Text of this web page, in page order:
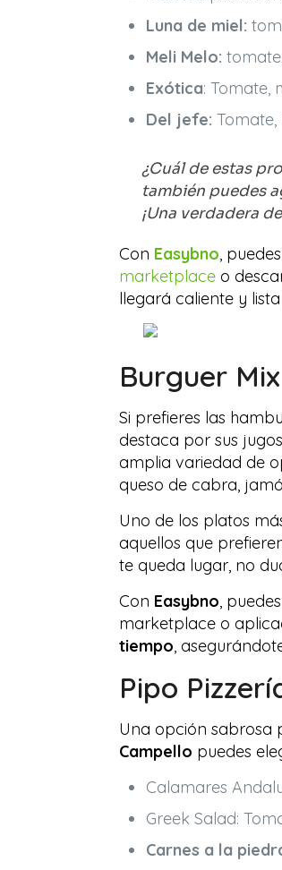
Luna de miel:
Meli Melo:
Exótica: Tomate,
Del jefe:
¿Cuál de estas
también puedes
¡Una verdadera
Con Easybno,
marketplace o
llegará caliente y
Burguer Mix
Si prefieres las
destaca por sus
amplia variedad de
queso de cabra,
Uno de los platos
aquellos que
te queda lugar, no
Con Easybno,
marketplace o
tiempo,
Pipo
Una opción sabrosa
Campello puedes
Calamares
Greek Salad:
Carnes a la